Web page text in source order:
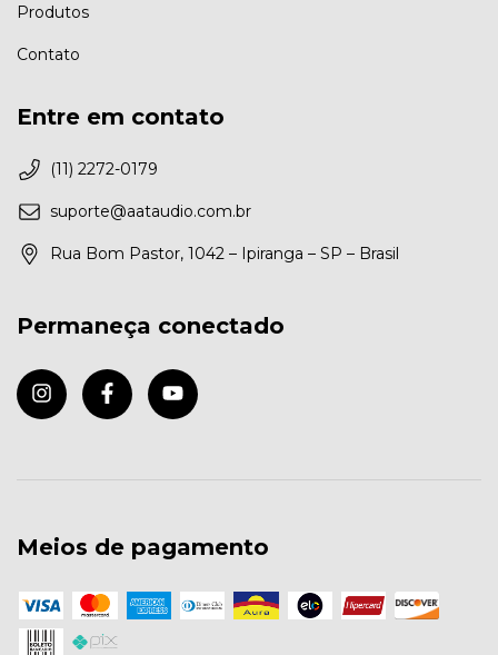
Produtos
Contato
Entre em contato
(11) 2272-0179
suporte@aataudio.com.br
Rua Bom Pastor, 1042 – Ipiranga – SP – Brasil
Permaneça conectado
Meios de pagamento